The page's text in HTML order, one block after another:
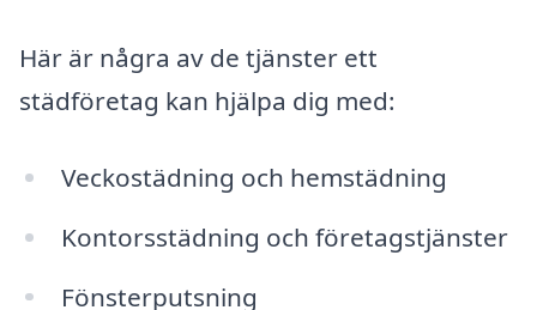
Här är några av de tjänster ett
städföretag kan hjälpa dig med:
Veckostädning och hemstädning
Kontorsstädning och företagstjänster
Fönsterputsning